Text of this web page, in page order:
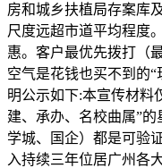
房和城乡扶植局存案库
尺度远超市道平均程度
惠。客户最优先拨打（
空气是花钱也买不到的
明公示如下:本宣传材料
建、承办、名校曲属”
学城、国企）都是可验
入持续三年位居广州各